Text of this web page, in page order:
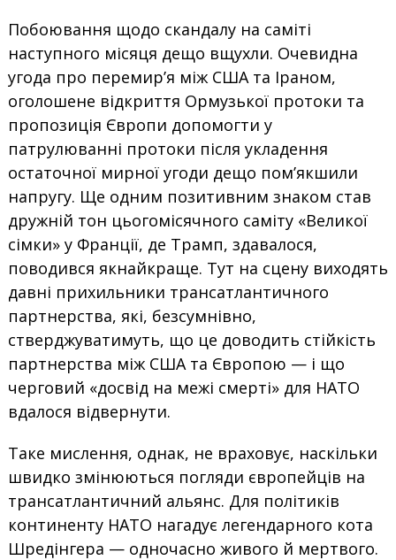
Побоювання щодо скандалу на саміті
наступного місяця дещо вщухли. Очевидна
угода про перемир’я між США та Іраном,
оголошене відкриття Ормузької протоки та
пропозиція Європи допомогти у
патрулюванні протоки після укладення
остаточної мирної угоди дещо пом’якшили
напругу. Ще одним позитивним знаком став
дружній тон цьогомісячного саміту «Великої
сімки» у Франції, де Трамп, здавалося,
поводився якнайкраще. Тут на сцену виходять
давні прихильники трансатлантичного
партнерства, які, безсумнівно,
стверджуватимуть, що це доводить стійкість
партнерства між США та Європою — і що
черговий «досвід на межі смерті» для НАТО
вдалося відвернути.
Таке мислення, однак, не враховує, наскільки
швидко змінюються погляди європейців на
трансатлантичний альянс. Для політиків
континенту НАТО нагадує легендарного кота
Шредінгера — одночасно живого й мертвого.